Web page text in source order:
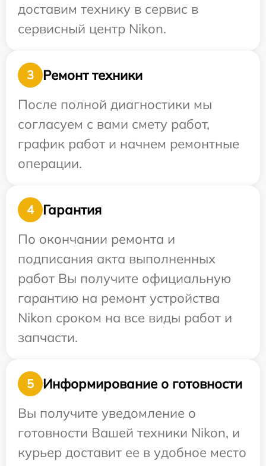
доставим технику в сервис в
сервисный центр Nikon.
3
Ремонт техники
После полной диагностики мы
согласуем с вами смету работ,
график работ и начнем ремонтные
операции.
4
Гарантия
По окончании ремонта и
подписания акта выполненных
работ Вы получите официальную
гарантию на ремонт устройства
Nikon сроком на все виды работ и
запчасти.
5
Информирование о готовности
Вы получите уведомление о
готовности Вашей техники Nikon, и
курьер доставит ее в удобное место